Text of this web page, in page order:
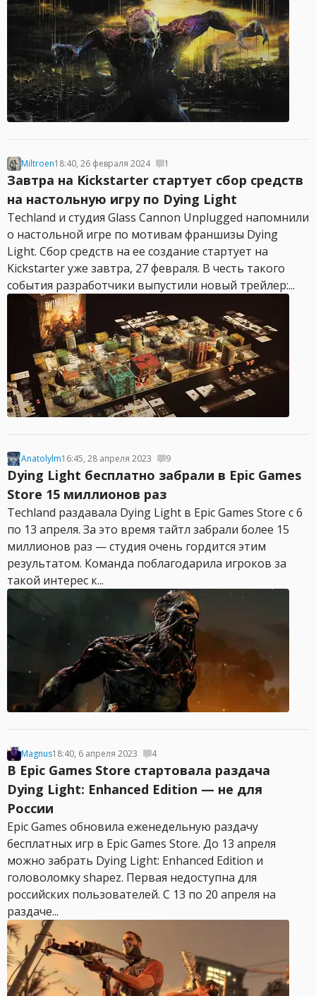
Miltroen18:40, 26 февраля 2024 1
Завтра на Kickstarter стартует сбор средств
на настольную игру по Dying Light
Techland и студия Glass Cannon Unplugged напомнили
о настольной игре по мотивам франшизы Dying
Light. Сбор средств на ее создание стартует на
Kickstarter уже завтра, 27 февраля. В честь такого
события разработчики выпустили новый трейлер:...
Anatolylm16:45, 28 апреля 2023 9
Dying Light бесплатно забрали в Epic Games
Store 15 миллионов раз
Techland раздавала Dying Light в Epic Games Store с 6
по 13 апреля. За это время тайтл забрали более 15
миллионов раз — студия очень гордится этим
результатом. Команда поблагодарила игроков за
такой интерес к...
Magnus18:40, 6 апреля 2023 4
В Epic Games Store стартовала раздача
Dying Light: Enhanced Edition — не для
России
Epic Games обновила еженедельную раздачу
бесплатных игр в Epic Games Store. До 13 апреля
можно забрать Dying Light: Enhanced Edition и
головоломку shapez. Первая недоступна для
российских пользователей. С 13 по 20 апреля на
раздаче...